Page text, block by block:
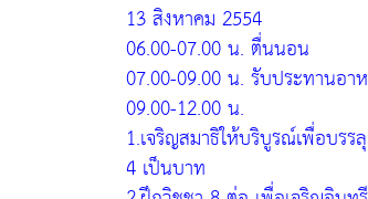
13 สิงหาคม 2554
06.00-07.00 น. ตื่นนอน
07.00-09.00 น. รับประทานอา
09.00-12.00 น.
1.เจริญสมาธิให้บริบูรณ์เพื่อบร
4 เป็นบาท